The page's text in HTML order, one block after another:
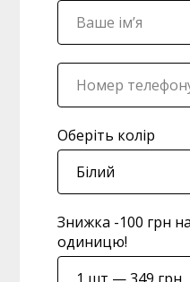
Оберіть колір
Знижка -100 грн
одиницю!